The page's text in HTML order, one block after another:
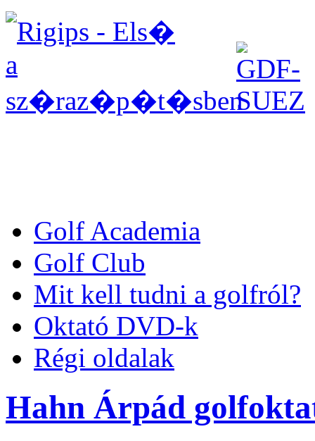
Golf Academia
Golf Club
Mit kell tudni a golfról?
Oktató DVD-k
Régi oldalak
Hahn Árpád